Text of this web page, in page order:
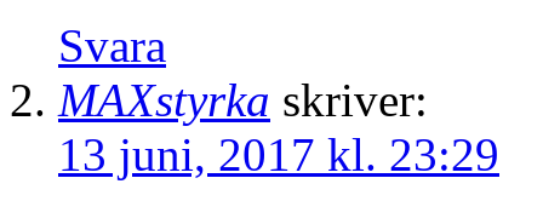
Svara
MAXstyrka skriver:
13 juni, 2017 kl. 23:29